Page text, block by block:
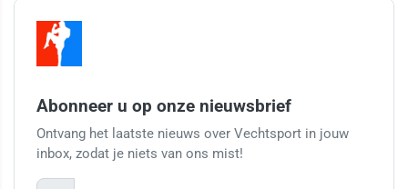
Abonneer u op onze nieuwsbrief
Ontvang het laatste nieuws over Vechtsport in jouw
inbox, zodat je niets van ons mist!